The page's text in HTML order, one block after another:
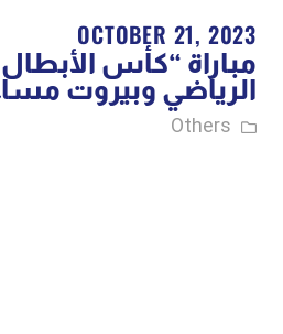
OCTOBER 21, 2023
مباراة “كأس
الرياضي وبيروت مساء
Others